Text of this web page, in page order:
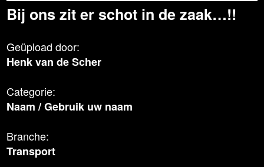
Bij ons zit er schot in de zaak…!!
Geüpload door:
Henk van de Scher
Categorie:
Naam /Gebruik uw naam
Branche:
Transport